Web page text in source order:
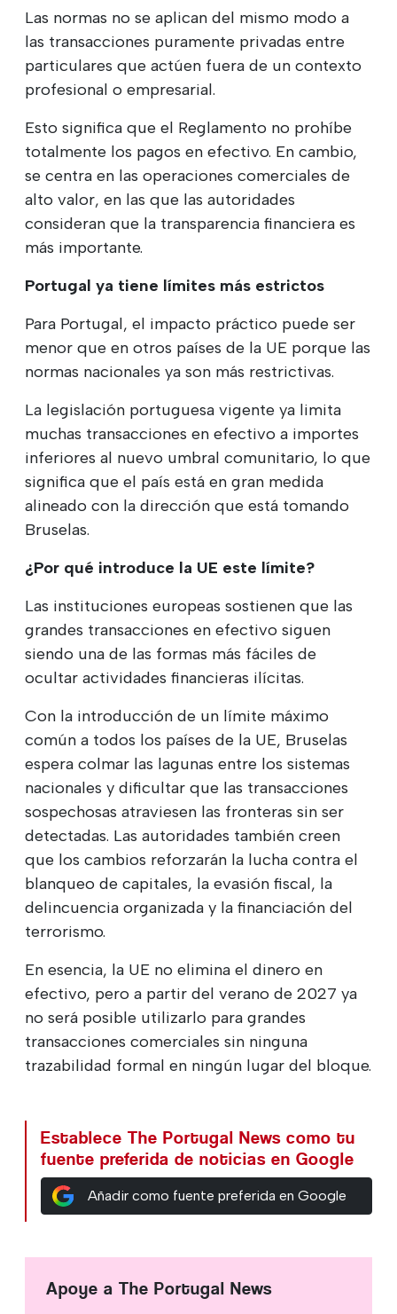
Las normas no se aplican del mismo modo a
las transacciones puramente privadas entre
particulares que actúen fuera de un contexto
profesional o empresarial.
Esto significa que el Reglamento no prohíbe
totalmente los pagos en efectivo. En cambio,
se centra en las operaciones comerciales de
alto valor, en las que las autoridades
consideran que la transparencia financiera es
más importante.
Portugal ya tiene límites más estrictos
Para Portugal, el impacto práctico puede ser
menor que en otros países de la UE porque las
normas nacionales ya son más restrictivas.
La legislación portuguesa vigente ya limita
muchas transacciones en efectivo a importes
inferiores al nuevo umbral comunitario, lo que
significa que el país está en gran medida
alineado con la dirección que está tomando
Bruselas.
¿Por qué introduce la UE este límite?
Las instituciones europeas sostienen que las
grandes transacciones en efectivo siguen
siendo una de las formas más fáciles de
ocultar actividades financieras ilícitas.
Con la introducción de un límite máximo
común a todos los países de la UE, Bruselas
espera colmar las lagunas entre los sistemas
nacionales y dificultar que las transacciones
sospechosas atraviesen las fronteras sin ser
detectadas. Las autoridades también creen
que los cambios reforzarán la lucha contra el
blanqueo de capitales, la evasión fiscal, la
delincuencia organizada y la financiación del
terrorismo.
En esencia, la UE no elimina el dinero en
efectivo, pero a partir del verano de 2027 ya
no será posible utilizarlo para grandes
transacciones comerciales sin ninguna
trazabilidad formal en ningún lugar del bloque.
Establece The Portugal News como tu
fuente preferida de noticias en Google
Añadir como fuente preferida en Google
Apoye a The Portugal News